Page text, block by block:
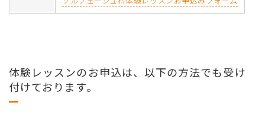
体験レッスンのお申込は、以下の方法でも受け
付けております。